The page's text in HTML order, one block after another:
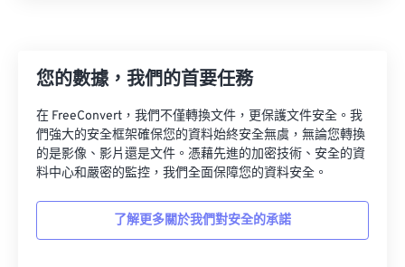
您的數據，我們的首要任務
在 FreeConvert，我們不僅轉換文件，更保護文件安全。我
們強大的安全框架確保您的資料始終安全無虞，無論您轉換
的是影像、影片還是文件。憑藉先進的加密技術、安全的資
料中心和嚴密的監控，我們全面保障您的資料安全。
了解更多關於我們對安全的承諾